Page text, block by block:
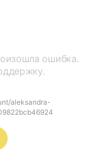
ошибка.
aleksandra-